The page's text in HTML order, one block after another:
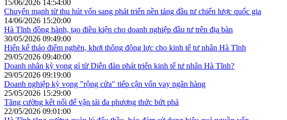
15/06/2026 14:54:00
Chuyển mạnh từ thu hút vốn sang phát triển nền tảng đầu tư chiến lược quốc gia
14/06/2026 15:20:00
Hà Tĩnh đồng hành, tạo điều kiện cho doanh nghiệp đầu tư trên địa bàn
30/05/2026 09:49:00
Hiến kế tháo điểm nghẽn, khơi thông động lực cho kinh tế tư nhân Hà Tĩnh
29/05/2026 09:40:00
Doanh nhân kỳ vọng gì từ Diễn đàn phát triển kinh tế tư nhân Hà Tĩnh?
29/05/2026 09:19:00
Doanh nghiệp kỳ vọng "rộng cửa" tiếp cận vốn vay ngân hàng
25/05/2026 15:29:00
Tăng cường kết nối để vận tải đa phương thức bứt phá
22/05/2026 09:01:00